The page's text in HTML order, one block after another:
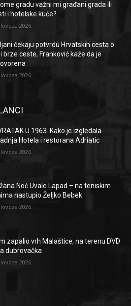
gradu važni mi građani grada ili
i hotelske kuće?
2026.
čekaju potvrdu Hrvatskih cesta o
brze ceste, Franković kaže da je
2026.
U 1963. Kako je izgledala
Hotela i restorana Adriatic
2026.
Noć Uvale Lapad – na teniskim
nastupio Željko Bebek
2026.
zapalio vrh Malaštice, na terenu DVD
dubrovačka
2026.